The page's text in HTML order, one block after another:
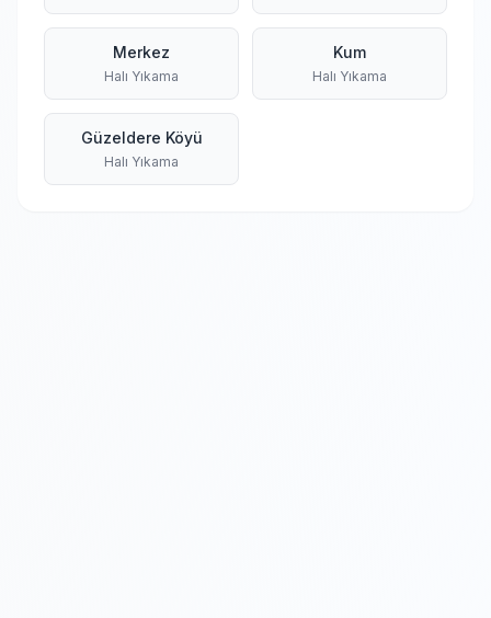
Merkez
Halı Yıkama
Kum
Halı Yıkama
Güzeldere Köyü
Halı Yıkama